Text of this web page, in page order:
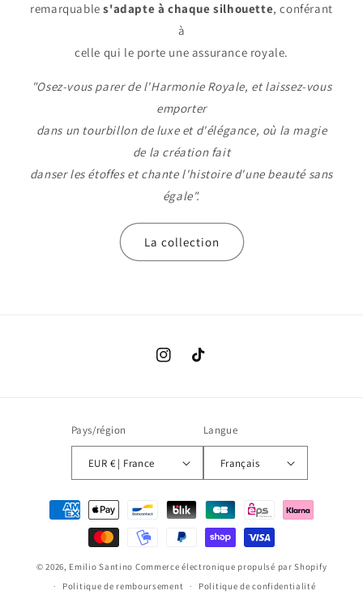
remarquables'adapte à chaque silhouette, conférant
à
celle qui le porte une assurance royale.
"Osez-vous parer de l'Harmonie Royale, et laissez-vous
emporter
dans un tourbillon de luxe et d'élégance, où la magie
de la création fait
danser les étoffes et chante l'histoire d'une beauté sans
égale".
La collection
InstagramTikTok
Pays/région
EUR € | France
Langue
Français
Moyens
© 2026, Emilio Santino Commerce électronique propulsé par Shopify
Politique de remboursement
Politique de confidentialité